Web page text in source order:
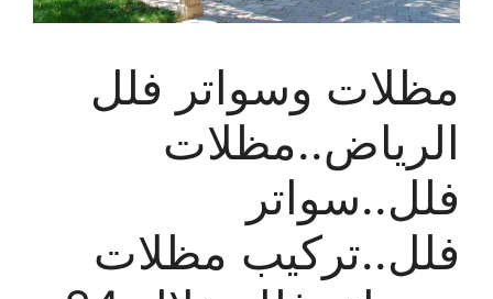
مظلات وسواتر فلل
الرياض..مظلات
فلل..سواتر
فلل..تركيب مظلات